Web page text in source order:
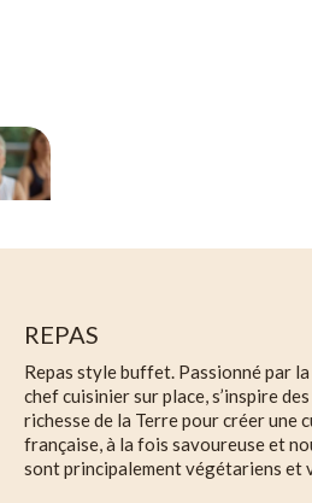
REPAS
Repas style buffet. Passionné par
chef cuisinier sur place, s’inspire
richesse de la Terre pour créer une
française, à la fois savoureuse et
sont principalement végétariens et